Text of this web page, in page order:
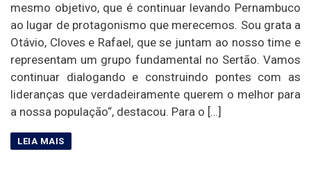
mesmo objetivo, que é continuar levando Pernambuco
ao lugar de protagonismo que merecemos. Sou grata a
Otávio, Cloves e Rafael, que se juntam ao nosso time e
representam um grupo fundamental no Sertão. Vamos
continuar dialogando e construindo pontes com as
lideranças que verdadeiramente querem o melhor para
a nossa população“, destacou. Para o […]